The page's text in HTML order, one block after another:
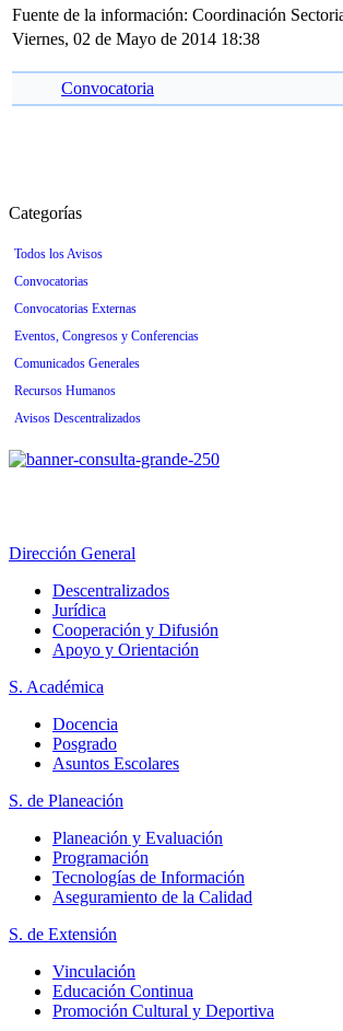
Fuente de la información: Coordinación
Viernes, 02 de Mayo de 2014 18:38
Convocatoria
Categorías
Todos los Avisos
Convocatorias
Convocatorias Externas
Eventos, Congresos y Conferencias
Comunicados Generales
Recursos Humanos
Avisos Descentralizados
Dirección General
Descentralizados
Jurídica
Cooperación y Difusión
Apoyo y Orientación
S. Académica
Docencia
Posgrado
Asuntos Escolares
S. de Planeación
Planeación y Evaluación
Programación
Tecnologías de Información
Aseguramiento de la Calidad
S. de Extensión
Vinculación
Educación Continua
Promoción Cultural y Deportiva